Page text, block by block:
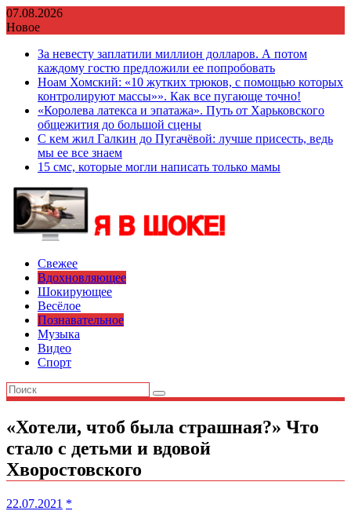
Перейти
к
07.08.2026
Новое
За невесту заплатили миллион долларов. А потом
каждому гостю предложили ее попробовать
Ноам Хомский: «10 жутких трюков, с помощью которых
контролируют массы»». Как все пугающе точно!
«Королева латекса и эпатажа». Путь от Харьковского
общежития до большой сцены
С кем жил Галкин до Пугачёвой: лучше присесть, ведь
мы ее все знаем
15 смс, которые могли написать только мамы
Свежее
Вдохновляющее
Шокирующее
Весёлое
Познавательное
Музыка
Видео
Спорт
«Хотели, чтоб была страшная?» Что
стало с детьми и вдовой
Хворостовского
22.07.2021 *